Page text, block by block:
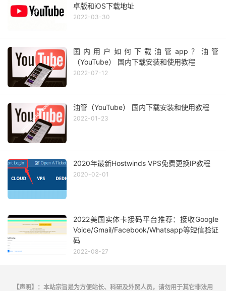
卓版和iOS下载地址
2022-03-30
国内用户如何下载油管app？油管
（YouTube） 国内下载安装和使用教程
2022-07-12
油管（YouTube） 国内下载安装和使用教程
2022-01-23
2020年最新Hostwinds VPS免费更换IP教程
2020-02-01
2022美国实体卡接码平台推荐：接收Google
Voice/Gmail/Facebook/Whatsapp等短信验证
码
2022-08-27
【声明】：本站宗旨是为方便站长、科研及外贸人员，请勿用于其它非法用